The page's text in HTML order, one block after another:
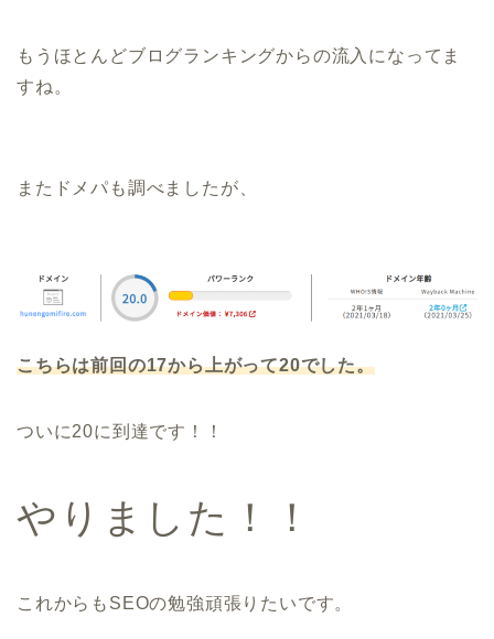
もうほとんどブログランキングからの流入になってま
すね。
またドメパも調べましたが、
こちらは前回の17から上がって20でした。
ついに20に到達です！！
やりました！！
これからもSEOの勉強頑張りたいです。